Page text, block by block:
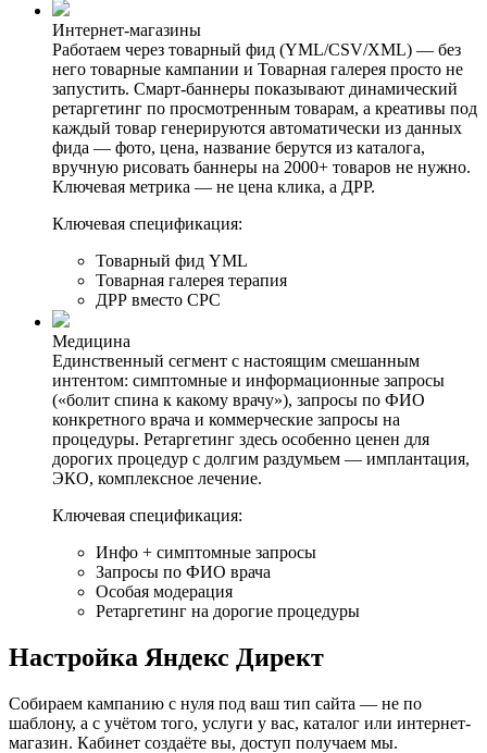
Интернет-магазины
Работаем через товарный фид (YML/CSV/XML) — без
него товарные кампании и Товарная галерея просто не
запустить. Смарт-баннеры показывают динамический
ретаргетинг по просмотренным товарам, а креативы под
каждый товар генерируются автоматически из данных
фида — фото, цена, название берутся из каталога,
вручную рисовать баннеры на 2000+ товаров не нужно.
Ключевая метрика — не цена клика, а ДРР.
Ключевая спецификация:
Товарный фид YML
Товарная галерея терапия
ДРР вместо CPC
Медицина
Единственный сегмент с настоящим смешанным
интентом: симптомные и информационные запросы
(«болит спина к какому врачу»), запросы по ФИО
конкретного врача и коммерческие запросы на
процедуры. Ретаргетинг здесь особенно ценен для
дорогих процедур с долгим раздумьем — имплантация,
ЭКО, комплексное лечение.
Ключевая спецификация:
Инфо + симптомные запросы
Запросы по ФИО врача
Особая модерация
Ретаргетинг на дорогие процедуры
Настройка Яндекс Директ
Собираем кампанию с нуля под ваш тип сайта — не по
шаблону, а с учётом того, услуги у вас, каталог или интернет-
магазин. Кабинет создаёте вы, доступ получаем мы.